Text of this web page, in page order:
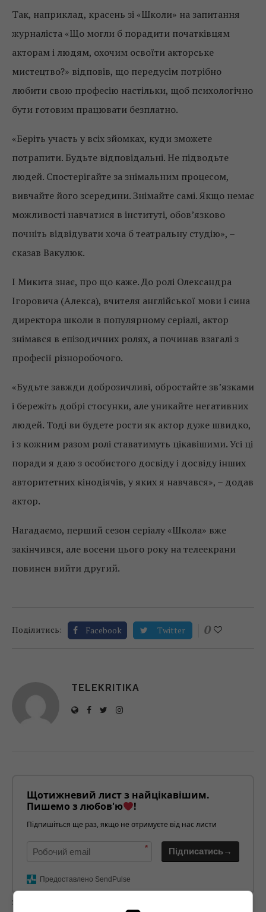
Так, наприклад, красень зі «Школи» на запитання
журналіста «Що могли б порадити початківцям
акторам і людям, охочим освоїти акторське
мистецтво?» відповів, що передусім потрібно
любити свою професію настільки, щоб психологічно
бути готовим працювати безплатно.
«Беріть участь у всіх зйомках, куди зможете
потрапити. Будьте відповідальні. Не підводьте
людей. Спостерігайте за знімальним процесом,
вивчайте його зсередини. Знімайте самі. Якщо немає
можливості навчатися в інституті, обов’язково
почніть відвідувати хоча б театральну студію», –
сказав Вакулюк.
І Микита знає, про що каже. До ролі Олександра
Ігоровича (Алекса), вчителя англійської мови і сина
директора школи в популярному серіалі, актор
знімався в епізодичних ролях, а починав взагалі з
професії різноробочого.
«Будьте завжди доброзичливі, обростайте зв’язками
і бережіть добрі стосунки, але уникайте негативних
людей. Тоді ви будете рости як актор дуже швидко,
і з кожним разом ролі ставатимуть цікавішими. Усі ці
поради я даю з особистого досвіду і досвіду інших
авторитетних кінодіячів, у яких я навчався», – додав
актор.
Нагадаємо, перший сезон серіалу «Школа» вже
закінчився, але восени цього року на телеекрани
повинен вийти другий.
Поділитись: Facebook Twitter 0
TELEKRITIKA
Щотижневий лист з найцікавішим.
Пишемо з любов'ю
!
Підпишіться ще раз, якщо не отримуєте від нас листи
* Підписатись→
Предоставлено SendPulse
загрузка...